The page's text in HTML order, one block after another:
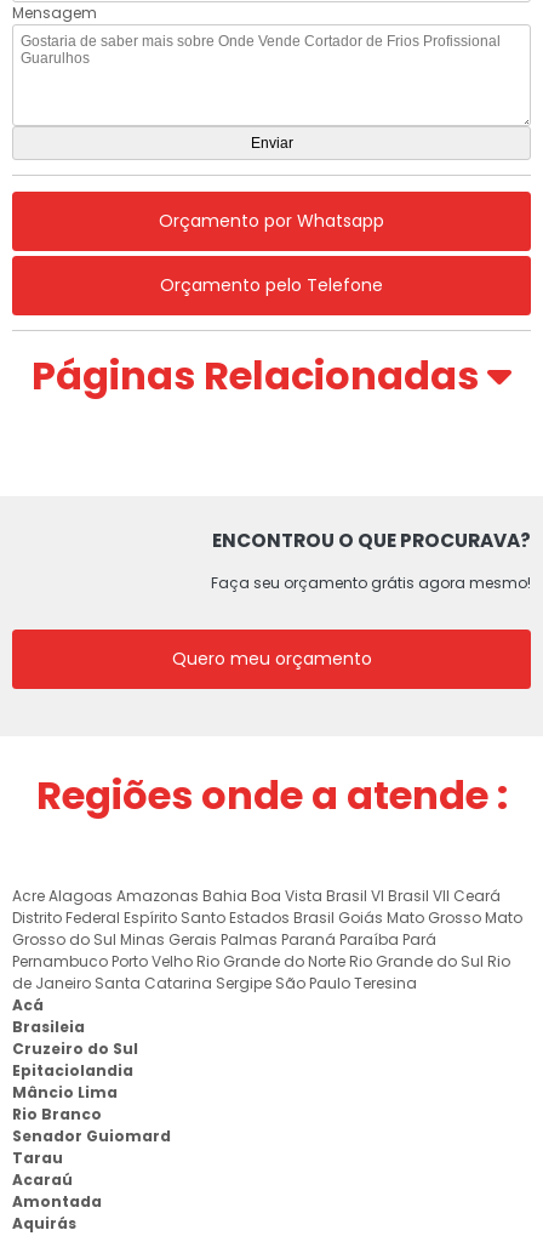
Mensagem
Orçamento por Whatsapp
Orçamento pelo Telefone
Páginas Relacionadas
ENCONTROU O QUE PROCURAVA?
Faça seu orçamento grátis agora mesmo!
Quero meu orçamento
Regiões onde a atende :
AcreAlagoas Amazonas Bahia Boa Vista Brasil VI Brasil VII Ceará
Distrito Federal Espírito Santo Estados Brasil Goiás Mato Grosso Mato
Grosso do Sul Minas Gerais Palmas Paraná Paraíba Pará
Pernambuco Porto Velho Rio Grande do Norte Rio Grande do Sul Rio
de Janeiro Santa Catarina Sergipe São PauloTeresina
Acá
Brasileia
Cruzeiro do Sul
Epitaciolandia
Mâncio Lima
Rio Branco
Senador Guiomard
Tarau
Acaraú
Amontada
Aquirás